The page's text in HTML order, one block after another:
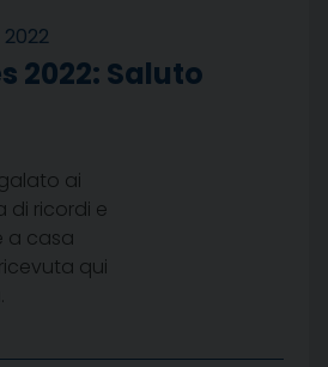
2022: Saluto
ai
di ricordi e
a casa
qui